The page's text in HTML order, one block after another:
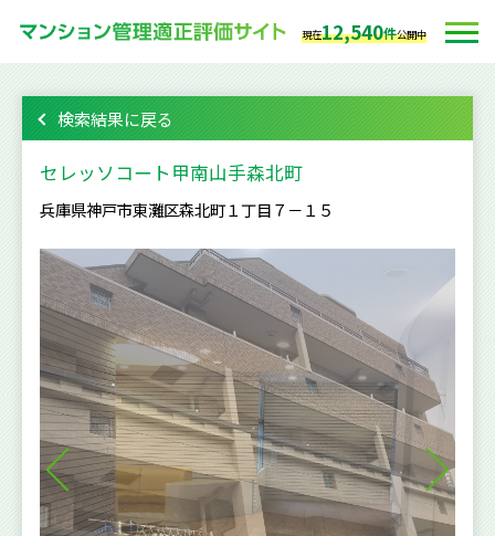
現在12,540件公開中
検索結果に戻る
セレッソコート甲南山手森北町
兵庫県神戸市東灘区森北町１丁目７－１５